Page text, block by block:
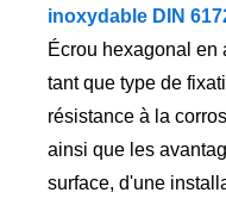
inoxydable DIN
Écrou hexagonal en
tant que type de
résistance à la
ainsi que les
surface, d'une